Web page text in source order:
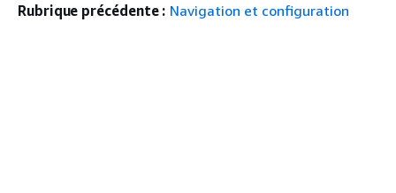
Rubrique précédente : Navigation et configuration